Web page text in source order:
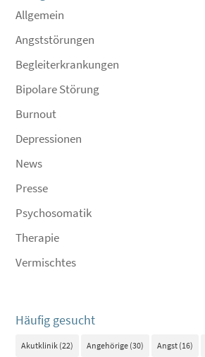
Allgemein
Angststörungen
Begleiterkrankungen
Bipolare Störung
Burnout
Depressionen
News
Presse
Psychosomatik
Therapie
Vermischtes
Häufig gesucht
Akutklinik (22) Angehörige (30) Angst (16)